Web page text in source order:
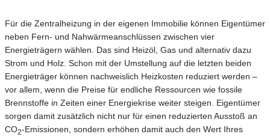
Für die Zentralheizung in der eigenen Immobilie können Eigentümer
neben Fern- und Nahwärmeanschlüssen zwischen vier
Energieträgern wählen. Das sind Heizöl, Gas und alternativ dazu
Strom und Holz. Schon mit der Umstellung auf die letzten beiden
Energieträger können nachweislich Heizkosten reduziert werden –
vor allem, wenn die Preise für endliche Ressourcen wie fossile
Brennstoffe in Zeiten einer Energiekrise weiter steigen. Eigentümer
sorgen damit zusätzlich nicht nur für einen reduzierten Ausstoß an
CO2-Emissionen, sondern erhöhen damit auch den Wert Ihres